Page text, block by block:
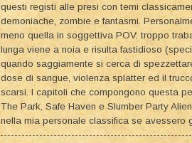
questi registi alle presi con temi
demoniache, zombie e fantasmi.
meno quella in soggettiva POV: troppo
lunga viene a noia e risulta fastidioso
quando saggiamente si cerca di
dose di sangue, violenza splatter ed il
scarsi. I capitoli che compongono questa
The Park, Safe Haven e Slumber Party
nella mia personale classifica se avessero